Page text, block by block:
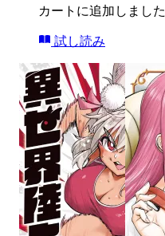
カートに追加しました
試し読み